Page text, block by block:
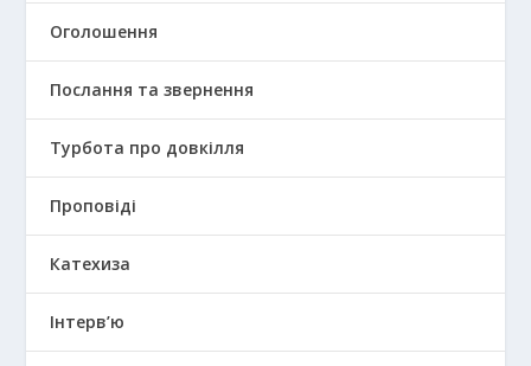
Оголошення
Послання та звернення
Турбота про довкілля
Проповіді
Катехиза
Інтерв’ю